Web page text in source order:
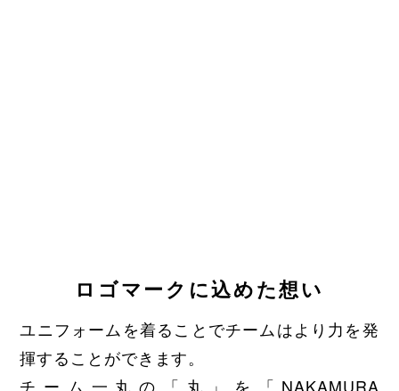
ロゴマークに込めた想い
ユニフォームを着ることでチームはより力を発
揮することができます。
チーム一丸の「丸」を「NAKAMURA